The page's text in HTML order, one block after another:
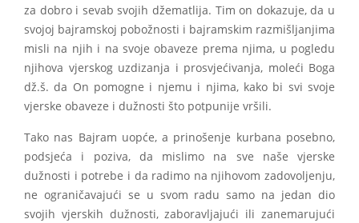
za dobro i sevab svojih džematlija. Tim on dokazuje, da u
svojoj bajramskoj pobožnosti i bajramskim razmišljanjima
misli na njih i na svoje obaveze prema njima, u pogledu
njihova vjerskog uzdizanja i prosvjećivanja, moleći Boga
dž.š. da On pomogne i njemu i njima, kako bi svi svoje
vjerske obaveze i dužnosti što potpunije vršili.
Tako nas Bajram uopće, a prinošenje kurbana posebno,
podsjeća i poziva, da mislimo na sve naše vjerske
dužnosti i potrebe i da radimo na njihovom zadovoljenju,
ne ograničavajući se u svom radu samo na jedan dio
svojih vjerskih dužnosti, zaboravljajući ili zanemarujući